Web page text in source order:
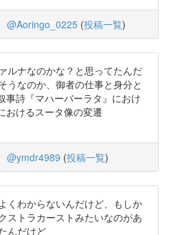
@Aoringo_0225 (投稿一覧)
ルナなのかな？と思ってたんだ
うなのか、御者の仕事と身分と
詩『マハーバーラタ』におけ
おけるスータ像の変遷
@ymdr4989 (投稿一覧)
くわからないんだけど、もしか
ストラカーストみたいなのがあ
んだけど